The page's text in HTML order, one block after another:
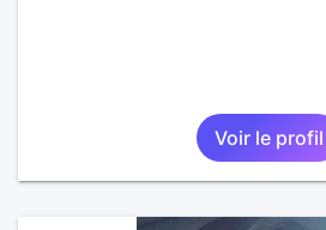
Voir le profil